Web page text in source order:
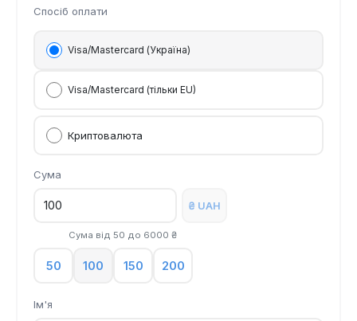
Спосіб оплати
Visa/Mastercard (Україна)
Visa/Mastercard (тільки EU)
Криптовалюта
Сума
Сума від 50 до 6000 ₴
₴ UAH
50 100 150 200
Ім'я